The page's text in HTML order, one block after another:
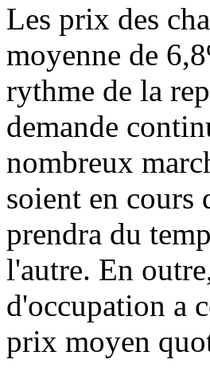
Les prix des
moyenne de
rythme de la
demande
nombreux
soient en cours
prendra du
l'autre. En
d'occupation a
prix moyen